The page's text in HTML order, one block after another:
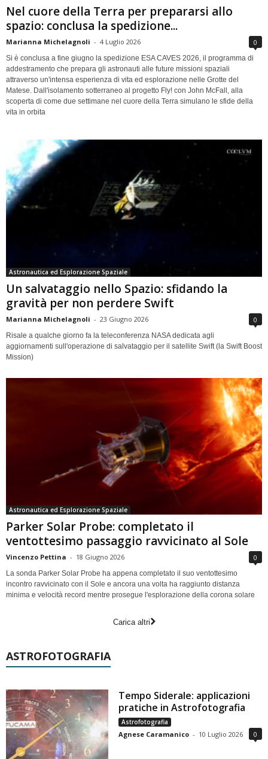
Nel cuore della Terra per prepararsi allo
spazio: conclusa la spedizione...
Marianna Michelagnoli - 4 Luglio 2026 0
Si è conclusa a fine giugno la spedizione ESA CAVES 2026, il programma di
addestramento che prepara gli astronauti alle future missioni spaziali
attraverso un'intensa esperienza di vita ed esplorazione nelle Grotte del
Matese. Dall'isolamento sotterraneo al progetto Fly! con John McFall, alla
scoperta di come due settimane nel cuore della Terra simulano le sfide della
vita in orbita
Astronautica ed Esplorazione Spaziale
Un salvataggio nello Spazio: sfidando la
gravità per non perdere Swift
Marianna Michelagnoli - 23 Giugno 2026 0
Risale a qualche giorno fa la teleconferenza NASA dedicata agli
aggiornamenti sull'operazione di salvataggio per il satellite Swift (la Swift Boost
Mission)
Astronautica ed Esplorazione Spaziale
Parker Solar Probe: completato il
ventottesimo passaggio ravvicinato al Sole
Vincenzo Pettina - 18 Giugno 2026 0
La sonda Parker Solar Probe ha appena completato il suo ventottesimo
incontro ravvicinato con il Sole e ancora una volta ha raggiunto distanza
minima e velocità record mentre prosegue l'esplorazione della corona solare
Carica altri
ASTROFOTOGRAFIA
Tempo Siderale: applicazioni
pratiche in Astrofotografia
Astrofotografia
Agnese Caramanico - 10 Luglio 2026 0